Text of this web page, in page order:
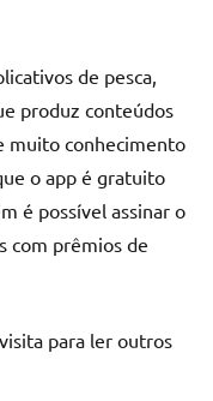
de pesca,
produz conteúdos
muito conhecimento
o app é gratuito
é possível assinar o
com prêmios de
para ler outros